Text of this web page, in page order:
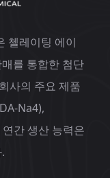
첼레이팅 에이
를 통합한 첨단
사의 주요 제품
Na4),
간 생산 능력은